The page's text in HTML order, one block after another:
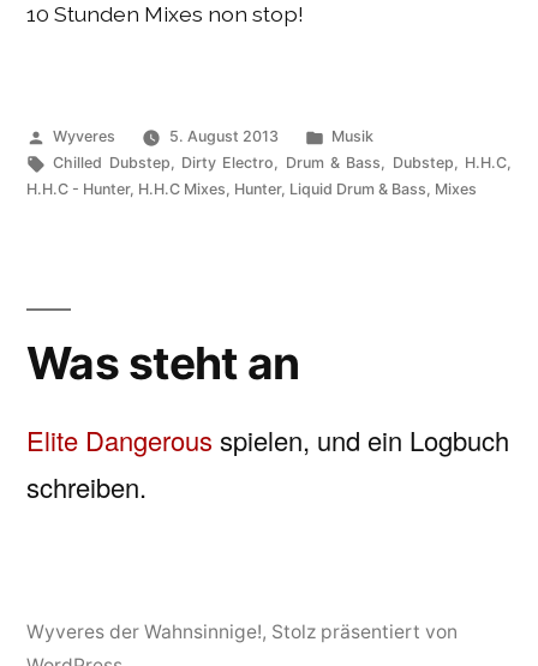
10 Stunden Mixes non stop!
Veröffentlicht
von
Wyveres 5. August 2013
Veröffentlicht
unter
Musik
Schlagwörter:
Chilled Dubstep, Dirty Electro, Drum & Bass, Dubstep, H.H.C,
H.H.C - Hunter, H.H.C Mixes, Hunter, Liquid Drum & Bass, Mixes
Was steht an
Elite Dangerous spielen, und ein Logbuch
schreiben.
Wyveres der Wahnsinnige!, Stolz präsentiert von